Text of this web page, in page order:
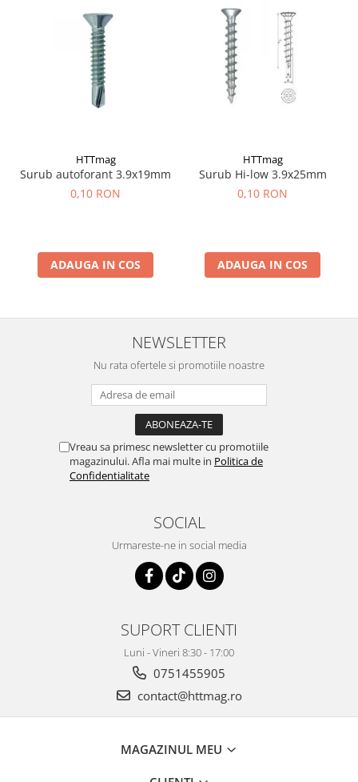
HTTmag
Surub autoforant 3.9x19mm
0,10 RON
ADAUGA IN COS
HTTmag
Surub Hi-low 3.9x25mm
0,10 RON
ADAUGA IN COS
NEWSLETTER
Nu rata ofertele si promotiile noastre
Vreau sa primesc newsletter cu promotiile
magazinului. Afla mai multe in Politica de
Confidentialitate
SOCIAL
Urmareste-ne in social media
SUPORT CLIENTI
Luni - Vineri 8:30 - 17:00
0751455905
contact@httmag.ro
MAGAZINUL MEU